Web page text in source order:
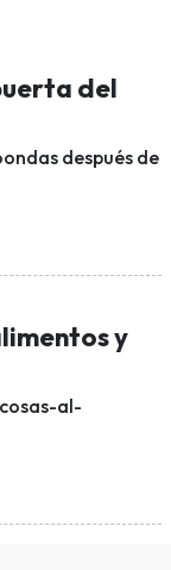
del
después de
y
al-